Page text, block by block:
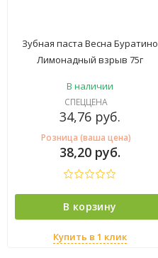
Зубная паста Весна Буратино
Лимонадный взрыв 75г
В наличии
СПЕЦЦЕНА
34,76 руб.
Розница (ваша цена)
38,20 руб.
В корзину
Купить в 1 клик